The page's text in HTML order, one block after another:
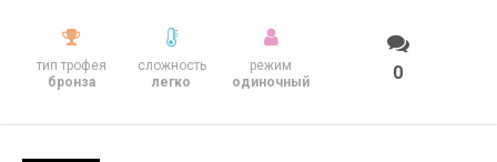
тип трофея
бронза
сложность
легко
режим
одиночный
0